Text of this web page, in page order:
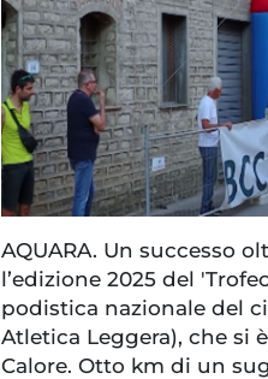
AQUARA. Un successo
l’edizione 2025 del
podistica nazionale del
Atletica Leggera), che si
Calore. Otto km di un